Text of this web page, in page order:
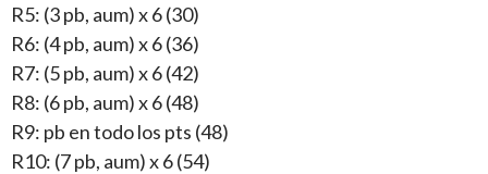
R5: (3 pb, aum) x 6 (30)
R6: (4 pb, aum) x 6 (36)
R7: (5 pb, aum) x 6 (42)
R8: (6 pb, aum) x 6 (48)
R9: pb en todo los pts (48)
R10: (7 pb, aum) x 6 (54)